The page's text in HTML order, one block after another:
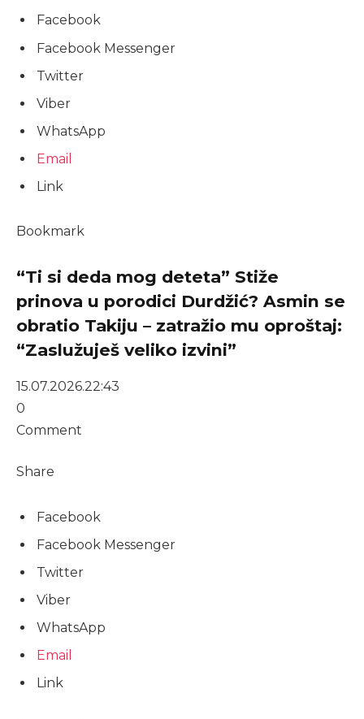
Facebook
Facebook Messenger
Twitter
Viber
WhatsApp
Email
Link
Bookmark
“Ti si deda mog deteta” Stiže
prinova u porodici Durdžić? Asmin se
obratio Takiju – zatražio mu oproštaj:
“Zaslužuješ veliko izvini”
15.07.2026.22:43
0
Comment
Share
Facebook
Facebook Messenger
Twitter
Viber
WhatsApp
Email
Link